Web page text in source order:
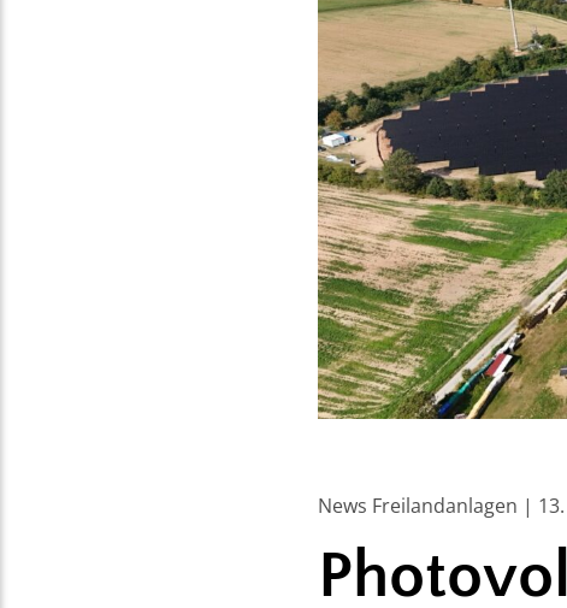
News Freilandanlagen |